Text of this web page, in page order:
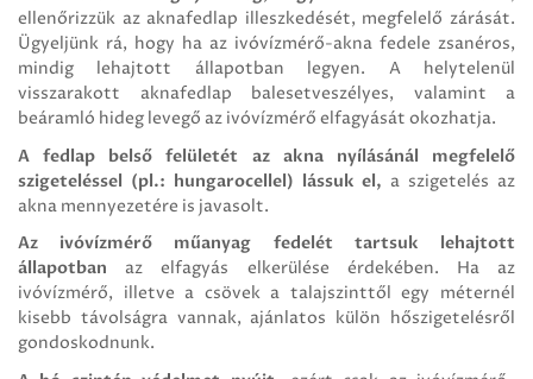
ellenőrizzük az aknafedlap illeszkedését, megfelelő zárását.
Ügyeljünk rá, hogy ha az ivóvízmérő-akna fedele zsanéros,
mindig lehajtott állapotban legyen. A helytelenül
visszarakott aknafedlap balesetveszélyes, valamint a
beáramló hideg levegő az ivóvízmérő elfagyását okozhatja.
A fedlap belső felületét az akna nyílásánál megfelelő
szigeteléssel (pl.: hungarocellel) lássuk el, a szigetelés az
akna mennyezetére is javasolt.
Az ivóvízmérő műanyag fedelét tartsuk lehajtott
állapotban az elfagyás elkerülése érdekében. Ha az
ivóvízmérő, illetve a csövek a talajszinttől egy méternél
kisebb távolságra vannak, ajánlatos külön hőszigetelésről
gondoskodnunk.